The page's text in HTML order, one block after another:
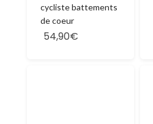
cycliste battements
de coeur
54,90€